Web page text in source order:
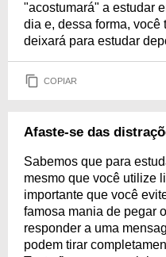
"acostumará" a estudar
dia e, dessa forma, você
deixará para estudar
COPIAR
Afaste-se das
Sabemos que para
mesmo que você utilize
importante que você
famosa mania de pegar
responder a uma
podem tirar